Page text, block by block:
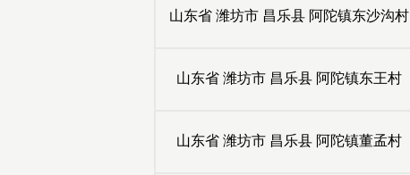
山东省 潍坊市 昌乐县 阿陀镇东沙沟村
山东省 潍坊市 昌乐县 阿陀镇东王村
山东省 潍坊市 昌乐县 阿陀镇董孟村